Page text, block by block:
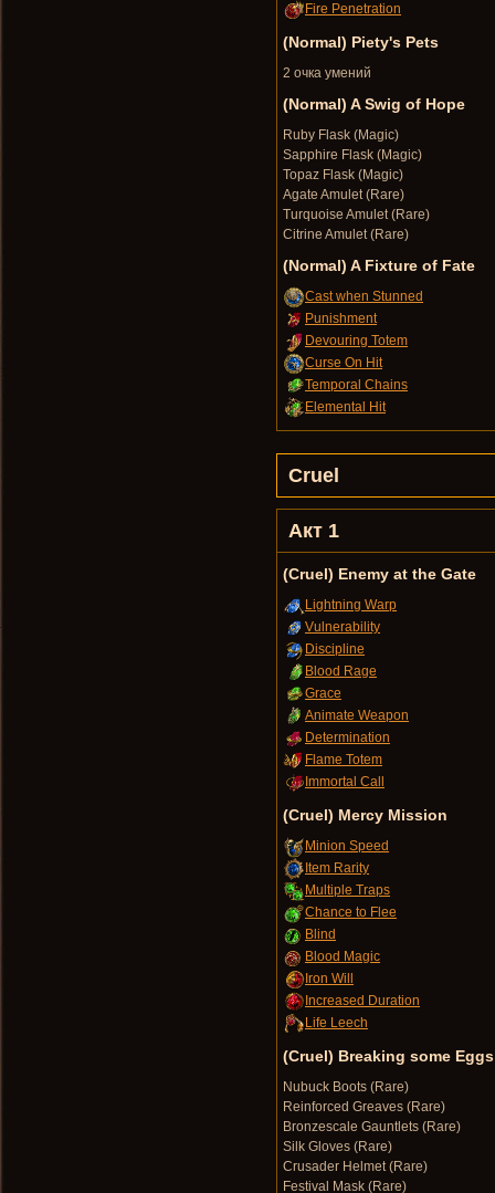
Fire Penetration
(Normal) Piety's Pets
2 очка умений
(Normal) A Swig of Hope
Ruby Flask (Magic)
Sapphire Flask (Magic)
Topaz Flask (Magic)
Agate Amulet (Rare)
Turquoise Amulet (Rare)
Citrine Amulet (Rare)
(Normal) A Fixture of Fate
Cast when Stunned
Punishment
Devouring Totem
Curse On Hit
Temporal Chains
Elemental Hit
Cruel
Акт 1
(Cruel) Enemy at the Gate
Lightning Warp
Vulnerability
Discipline
Blood Rage
Grace
Animate Weapon
Determination
Flame Totem
Immortal Call
(Cruel) Mercy Mission
Minion Speed
Item Rarity
Multiple Traps
Chance to Flee
Blind
Blood Magic
Iron Will
Increased Duration
Life Leech
(Cruel) Breaking some Eggs
Nubuck Boots (Rare)
Reinforced Greaves (Rare)
Bronzescale Gauntlets (Rare)
Silk Gloves (Rare)
Crusader Helmet (Rare)
Festival Mask (Rare)